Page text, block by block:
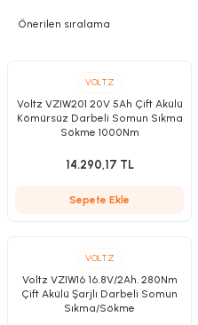
VOLTZ
Voltz VZIW201 20V 5Ah Çift Akülü
Kömürsüz Darbeli Somun Sıkma
Sökme 1000Nm
14.290,17 TL
Sepete Ekle
VOLTZ
Voltz VZIW16 16.8V/2Ah. 280Nm
Çift Akülü Şarjlı Darbeli Somun
Sıkma/Sökme